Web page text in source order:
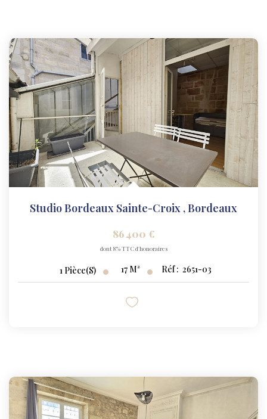
Studio Bordeaux Sainte-Croix ,Bordeaux
86 400 €
dont 8% TTC d'honoraires
1 Pièce(s) 17 M² Réf : 2651-03